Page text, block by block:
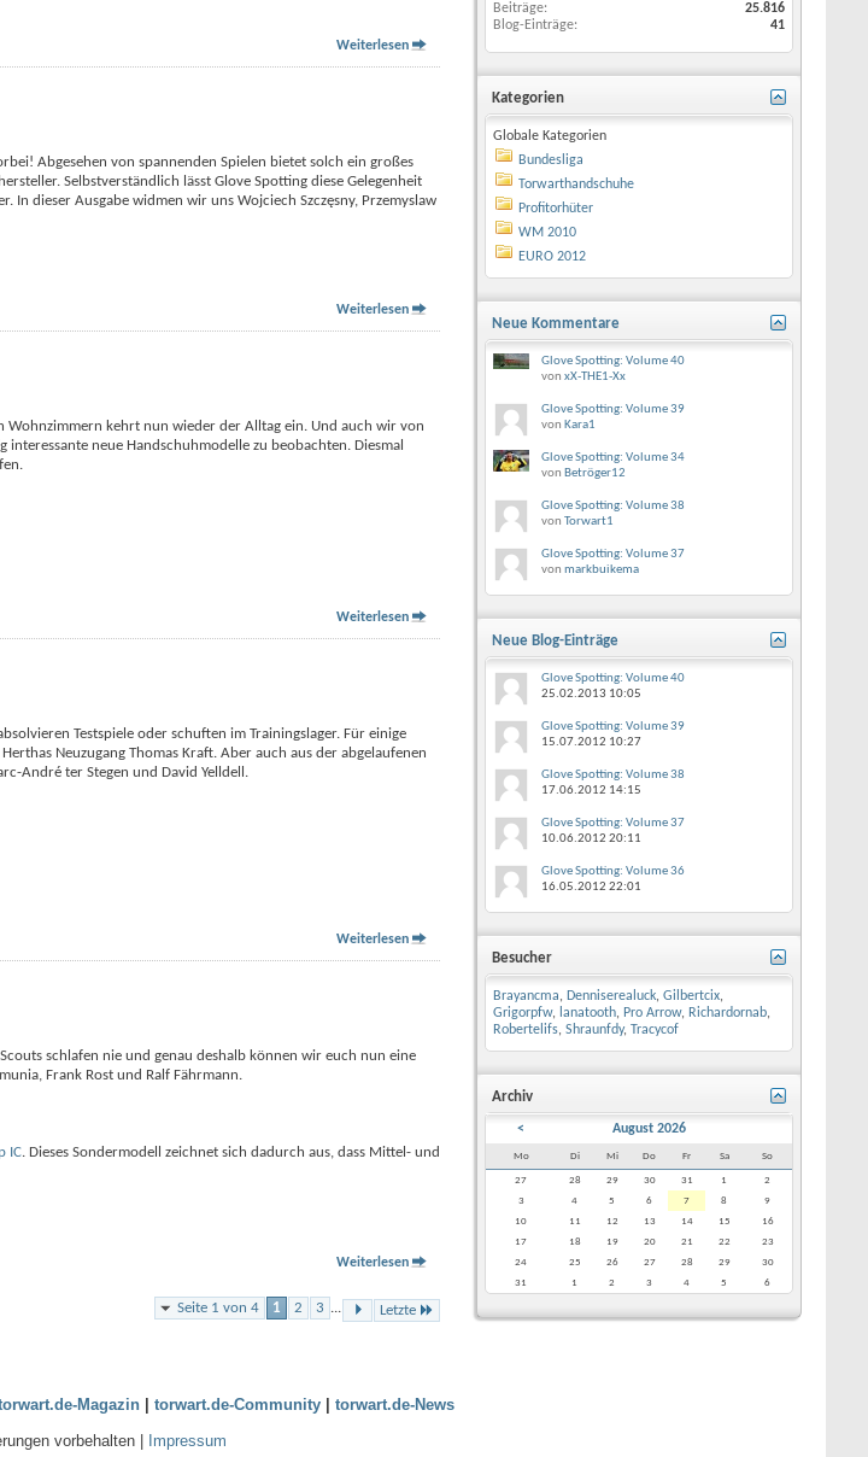
Weiterlesen
Abgesehen von spannenden Spielen bietet solch ein großes
Selbstverständlich lässt Glove Spotting diese Gelegenheit
dieser Ausgabe widmen wir uns Wojciech Szczęsny, Przemyslaw
Weiterlesen
Wohnzimmern kehrt nun wieder der Alltag ein. Und auch wir von
neue Handschuhmodelle zu beobachten. Diesmal
Weiterlesen
Testspiele oder schuften im Trainingslager. Für einige
Neuzugang Thomas Kraft. Aber auch aus der abgelaufenen
André ter Stegen und David Yelldell.
Weiterlesen
schlafen nie und genau deshalb können wir euch nun eine
Frank Rost und Ralf Fährmann.
IC. Dieses Sondermodell zeichnet sich dadurch aus, dass Mittel- und
Weiterlesen
Seite 1 von 4 1 2 3 Letzte
Beiträge
25.816
Blog-Einträge
41
Kategorien
Globale Kategorien
Bundesliga
Torwarthandschuhe
Profitorhüter
WM 2010
EURO 2012
Neue Kommentare
Glove Spotting: Volume 40
von xX-THE1-Xx
Glove Spotting: Volume 39
von Kara1
Glove Spotting: Volume 34
von Betröger12
Glove Spotting: Volume 38
von Torwart1
Glove Spotting: Volume 37
von markbuikema
Neue Blog-Einträge
Glove Spotting: Volume 40
25.02.2013 10:05
Glove Spotting: Volume 39
15.07.2012 10:27
Glove Spotting: Volume 38
17.06.2012 14:15
Glove Spotting: Volume 37
10.06.2012 20:11
Glove Spotting: Volume 36
16.05.2012 22:01
Besucher
Brayancma, Denniserealuck, Gilbertcix,
Grigorpfw, lanatooth, Pro Arrow, Richardornab,
Robertelifs, Shraunfdy, Tracycof
Archiv
< August 2026
Mo Di Mi Do Fr Sa So
27 28 29 30 31 1
2
3
4 5 6 7 8
9
10
11 12 13 14 15
16
17
18 19 20 21 22
23
24
25 26 27 28 29
30
31
1 2 3 4 5 6
Magazin| torwart.de-Community| torwart.de-News
vorbehalten |
Impressum